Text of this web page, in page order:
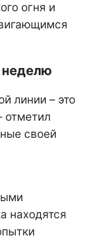
огня и
неделю
линии – это
отметил
своей
находятся